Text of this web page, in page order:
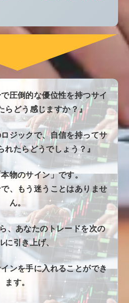
で圧倒的な優位性を持つサイ
らどう感じますか？』
ロジックで、自信を持ってサ
れたらどうでしょう？』
物のサイン」です。
、もう迷うことはありませ
ん。
、あなたのトレードを次の
に引き上げ、
ンを手に入れることができ
ます。